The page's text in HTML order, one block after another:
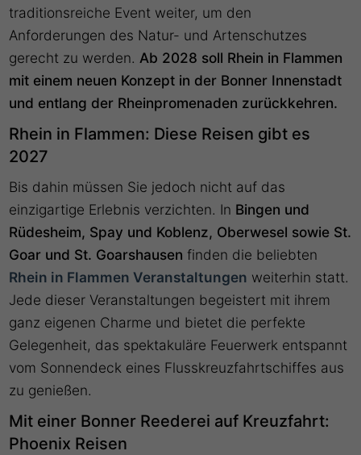
traditionsreiche Event weiter, um den
Anforderungen des Natur- und Artenschutzes
gerecht zu werden. Ab 2028 soll Rhein in Flammen
mit einem neuen Konzept in der Bonner Innenstadt
und entlang der Rheinpromenaden zurückkehren.
Rhein in Flammen: Diese Reisen gibt es
2027
Bis dahin müssen Sie jedoch nicht auf das
einzigartige Erlebnis verzichten. In Bingen und
Rüdesheim, Spay und Koblenz, Oberwesel sowie St.
Goar und St. Goarshausen finden die beliebten
Rhein in Flammen Veranstaltungen weiterhin statt.
Jede dieser Veranstaltungen begeistert mit ihrem
ganz eigenen Charme und bietet die perfekte
Gelegenheit, das spektakuläre Feuerwerk entspannt
vom Sonnendeck eines Flusskreuzfahrtschiffes aus
zu genießen.
Mit einer Bonner Reederei auf Kreuzfahrt:
Phoenix Reisen